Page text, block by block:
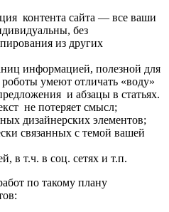
контента сайта — все ваши
без
из других
информацией, полезной для
умеют отличать «воду»
и абзацы в статьях.
не потеряет смысл;
дизайнерских элементов;
связанных с темой вашей
в т.ч. в соц. сетях и т.п.
по такому плану